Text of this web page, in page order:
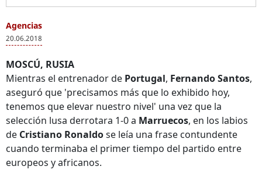
Agencias
20.06.2018
MOSCÚ, RUSIA
Mientras el entrenador de Portugal, Fernando Santos,
aseguró que 'precisamos más que lo exhibido hoy,
tenemos que elevar nuestro nivel' una vez que la
selección lusa derrotara 1-0 a Marruecos, en los labios
de Cristiano Ronaldose leía una frase contundente
cuando terminaba el primer tiempo del partido entre
europeos y africanos.